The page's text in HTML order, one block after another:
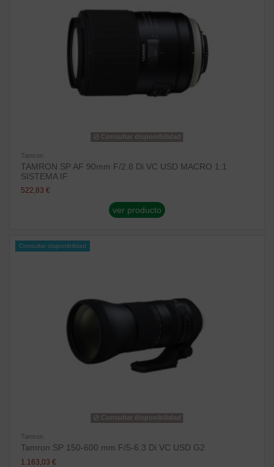
Consultar disponibilidad
Tamron
TAMRON SP AF 90mm F/2.8 Di VC USD MACRO 1:1
SISTEMA IF
522,83 €
ver producto
Consultar disponibilidad
Consultar disponibilidad
Tamron
Tamron SP 150-600 mm F/5-6.3 Di VC USD G2
1.163,03 €